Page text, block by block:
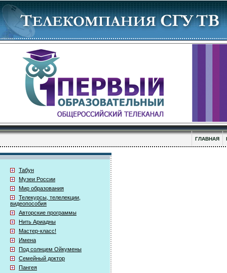
ГЛАВНАЯ
Табун
Музеи России
Мир образования
Телекурсы, телелекции,
видеопособия
Авторские программы
Нить Ариадны
Мастер-класс!
Имена
Под солнцем Ойкумены
Семейный доктор
Пангея